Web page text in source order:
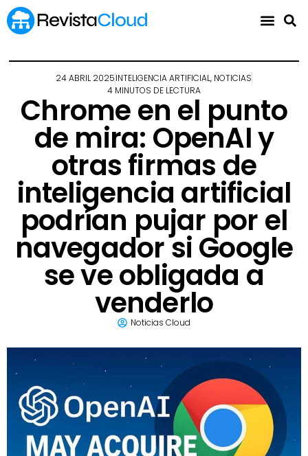
24 ABRIL 2025INTELIGENCIA ARTIFICIAL, NOTICIAS
4 MINUTOS DE LECTURA
Chrome en el punto
de mira: OpenAI y
otras firmas de
inteligencia artificial
podrían pujar por el
navegador si Google
se ve obligada a
venderlo
Noticias Cloud